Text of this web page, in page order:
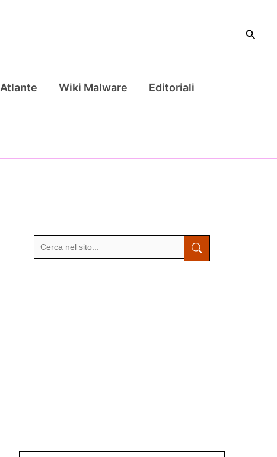
Cerca
Atlante Wiki Malware Editoriali